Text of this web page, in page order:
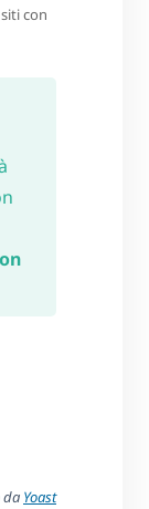
con
da Yoast